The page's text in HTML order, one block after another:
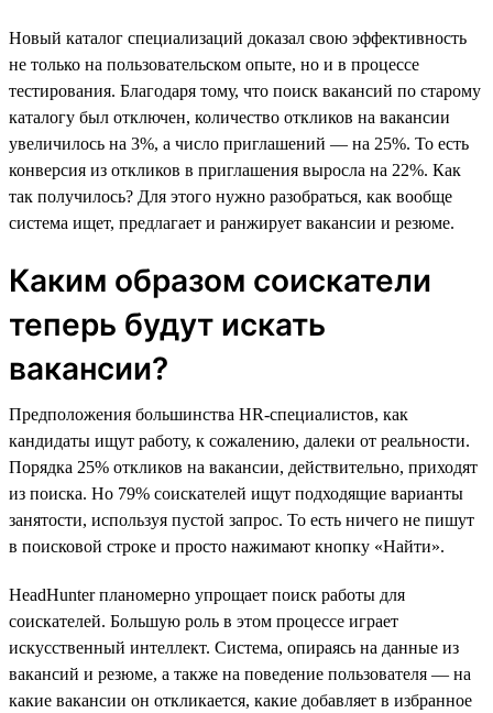
Новый каталог специализаций доказал свою эффективность
не только на пользовательском опыте, но и в процессе
тестирования. Благодаря тому, что поиск вакансий по старому
каталогу был отключен, количество откликов на вакансии
увеличилось на 3%, а число приглашений — на 25%. То есть
конверсия из откликов в приглашения выросла на 22%. Как
так получилось? Для этого нужно разобраться, как вообще
система ищет, предлагает и ранжирует вакансии и резюме.
Каким образом соискатели
теперь будут искать
вакансии?
Предположения большинства HR-специалистов, как
кандидаты ищут работу, к сожалению, далеки от реальности.
Порядка 25% откликов на вакансии, действительно, приходят
из поиска. Но 79% соискателей ищут подходящие варианты
занятости, используя пустой запрос. То есть ничего не пишут
в поисковой строке и просто нажимают кнопку «Найти».
HeadHunter планомерно упрощает поиск работы для
соискателей. Большую роль в этом процессе играет
искусственный интеллект. Система, опираясь на данные из
вакансий и резюме, а также на поведение пользователя — на
какие вакансии он откликается, какие добавляет в избранное